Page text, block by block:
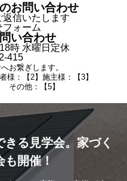
お問い合わせ
返信いたします
フォーム
い合わせ
時 水曜日定休
415
お繋ぎします。
様：【2】施主様：【3】
その他：【5】
る見学会。家づく
も開催！